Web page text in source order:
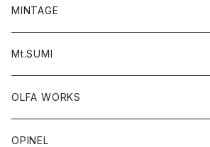
MINTAGE
Mt.SUMI
OLFA WORKS
OPINEL